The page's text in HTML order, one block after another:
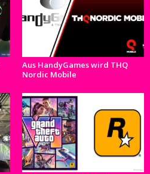
Aus HandyGames wird THQ
Nordic Mobile